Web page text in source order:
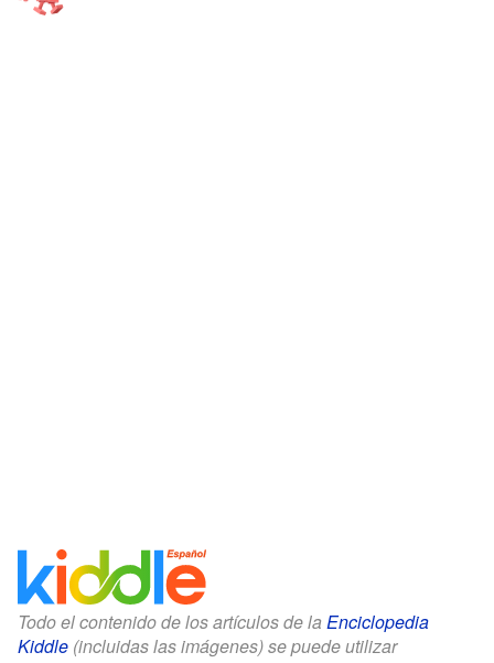
Todo el contenido de los artículos de la Enciclopedia
Kiddle (incluidas las imágenes) se puede utilizar